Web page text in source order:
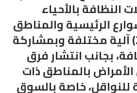
النظافة بالأحياء
الرئيسية والمناطق
الحيوية عبر (23) آلية مختلفة وبمشاركة
بجانب انتشار فرق
بالمناطق ذات
للنواقل، خاصة بالسوق